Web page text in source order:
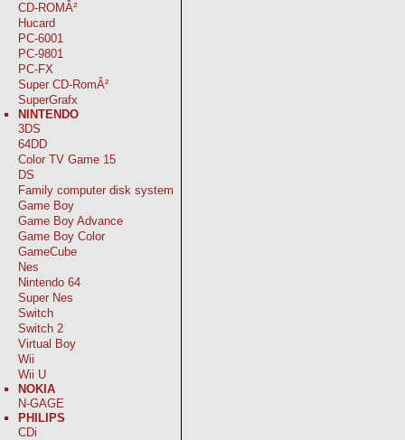
CD-ROMÂ²
Hucard
PC-6001
PC-9801
PC-FX
Super CD-RomÂ²
SuperGrafx
NINTENDO
3DS
64DD
Color TV Game 15
DS
Family computer disk system
Game Boy
Game Boy Advance
Game Boy Color
GameCube
Nes
Nintendo 64
Super Nes
Switch
Switch 2
Virtual Boy
Wii
Wii U
NOKIA
N-GAGE
PHILIPS
CDi